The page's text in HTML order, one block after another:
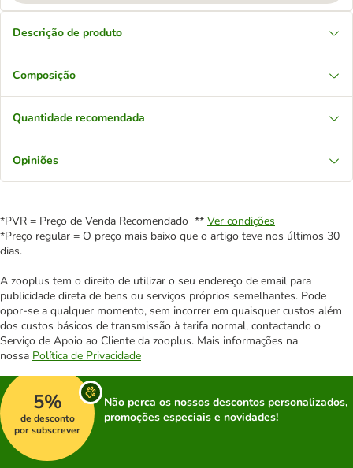
Descrição de produto
Composição
Quantidade recomendada
Opiniões
*PVR = Preço de Venda Recomendado ** Ver condições
*Preço regular = O preço mais baixo que o artigo teve nos últimos 30
dias.
A zooplus tem o direito de utilizar o seu endereço de email para
publicidade direta de bens ou serviços próprios semelhantes. Pode
opor-se a qualquer momento, sem incorrer em quaisquer custos além
dos custos básicos de transmissão à tarifa normal, contactando o
Serviço de Apoio ao Cliente da zooplus. Mais informações na
nossa Política de Privacidade
5%
de desconto
por subscrever
Não perca os nossos descontos personalizados,
promoções especiais e novidades!